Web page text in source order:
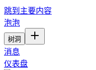
跳到主要内容
泡泡
树洞
消息
仪表盘